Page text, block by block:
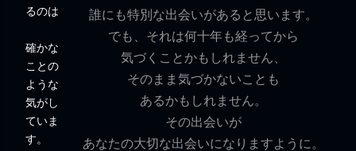
誰にも特別な出会いがあると思います。
でも、それは何十年も経ってから
気づくことかもしれません、
そのまま気づかないことも
あるかもしれません。
その出会いが
あなたの大切な出会いになりますように。
るのは
確かな
ことの
ような
気がし
ていま
す。